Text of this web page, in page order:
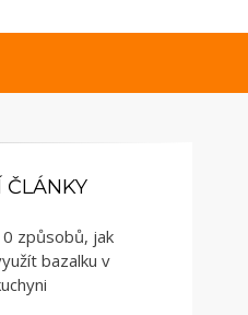
ČLÁNKY
způsobů, jak
bazalku v